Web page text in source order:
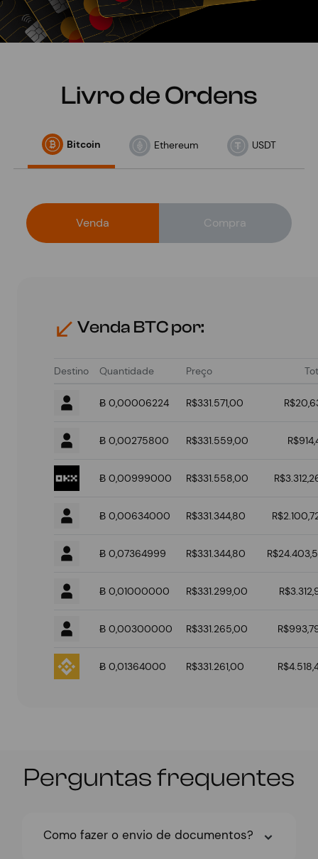
Livro de Ordens
Bitcoin Ethereum USDT
Venda Compra
Venda BTC por:
Destino Quantidade Preço
Ƀ 0,00006224 R$331.571,00
Ƀ 0,00275800 R$331.559,00
Ƀ 0,00999000 R$331.558,00
Ƀ 0,00634000 R$331.344,80
Ƀ 0,07364999 R$331.344,80
Ƀ 0,01000000 R$331.299,00
Ƀ 0,00300000 R$331.265,00
Ƀ 0,01364000 R$331.261,00
Perguntas frequentes
Como fazer o envio de documentos?